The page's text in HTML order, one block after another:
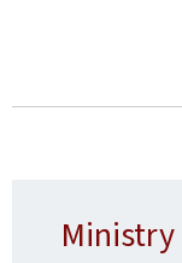
Ministry